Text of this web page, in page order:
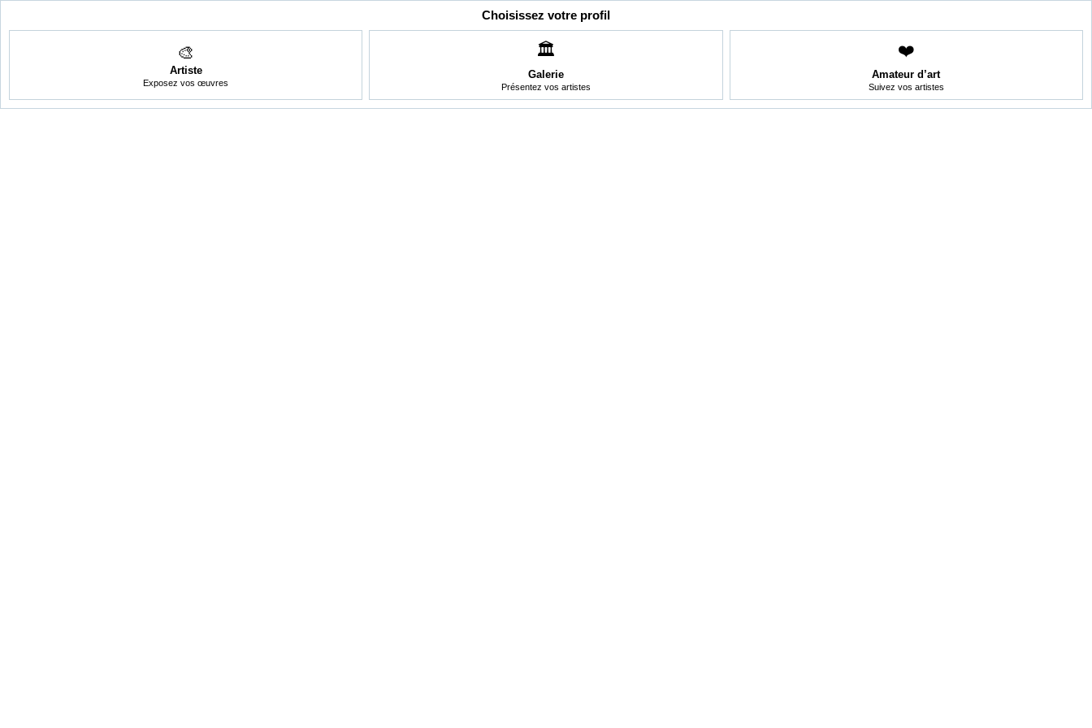
Choisissez votre profil
🎨
Artiste
Exposez vos œuvres
🏛️
Galerie
Présentez vos artistes
❤️
Amateur d’art
Suivez vos artistes